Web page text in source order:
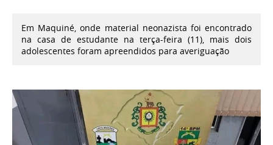
Em Maquiné, onde material neonazista foi encontrado
na casa de estudante na terça-feira (11), mais dois
adolescentes foram apreendidos para averiguação